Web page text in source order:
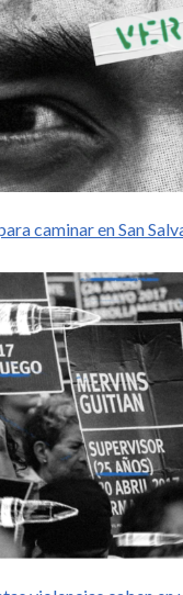
caminar en San